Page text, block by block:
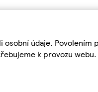
údaje.
k provozu